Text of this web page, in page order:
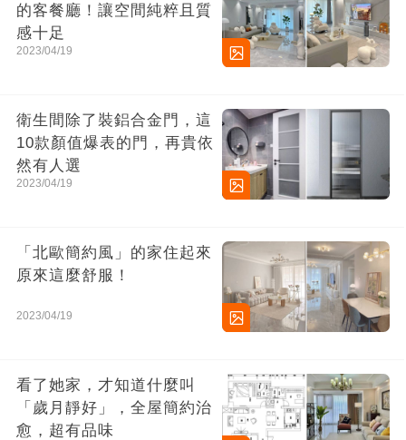
的客餐廳！讓空間純粹且質
感十足
2023/04/19
衛生間除了裝鋁合金門，這
10款顏值爆表的門，再貴依
然有人選
2023/04/19
「北歐簡約風」的家住起來
原來這麼舒服！
2023/04/19
看了她家，才知道什麼叫
「歲月靜好」，全屋簡約治
愈，超有品味